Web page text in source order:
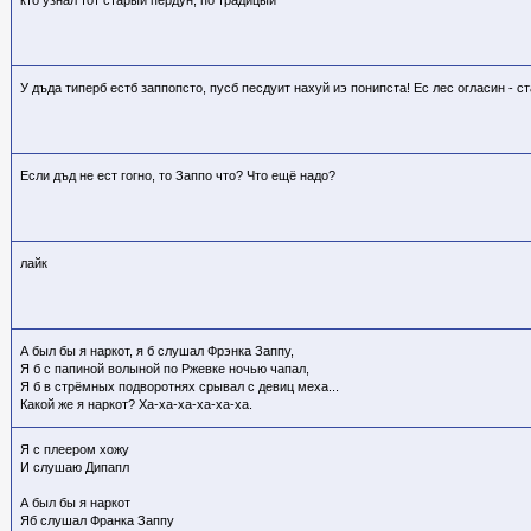
У дъда типерб естб заппопсто, пусб песдуит нахуй иэ понипста! Ес лес огласин -
Если дъд не ест гогно, то Заппо что? Что ещё надо?
лайк
А был бы я наркот, я б слушал Фрэнка Заппу,
Я б с папиной волыной по Ржевке ночью чапал,
Я б в стрёмных подворотнях срывал с девиц меха...
Какой же я наркот? Ха-ха-ха-ха-ха-ха.
Я с плеером хожу
И слушаю Дипапл
А был бы я наркот
Яб слушал Франка Заппу